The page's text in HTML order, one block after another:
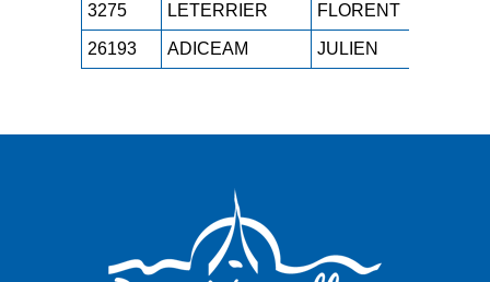
3275 LETERRIER FLORENT
26193 ADICEAM JULIEN